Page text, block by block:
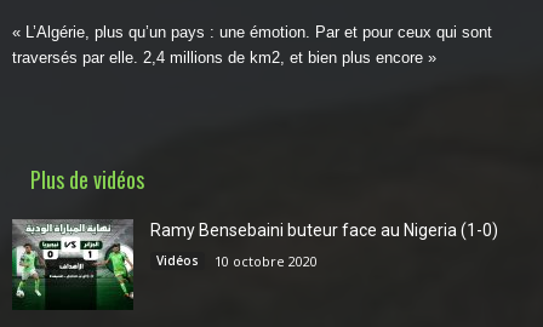
« L’Algérie, plus qu’un pays : une émotion. Par et pour ceux qui sont
traversés par elle. 2,4 millions de km2, et bien plus encore »
Plus de vidéos
Ramy Bensebaini buteur face au Nigeria (1-0)
Vidéos 10 octobre 2020